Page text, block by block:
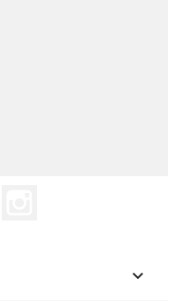
